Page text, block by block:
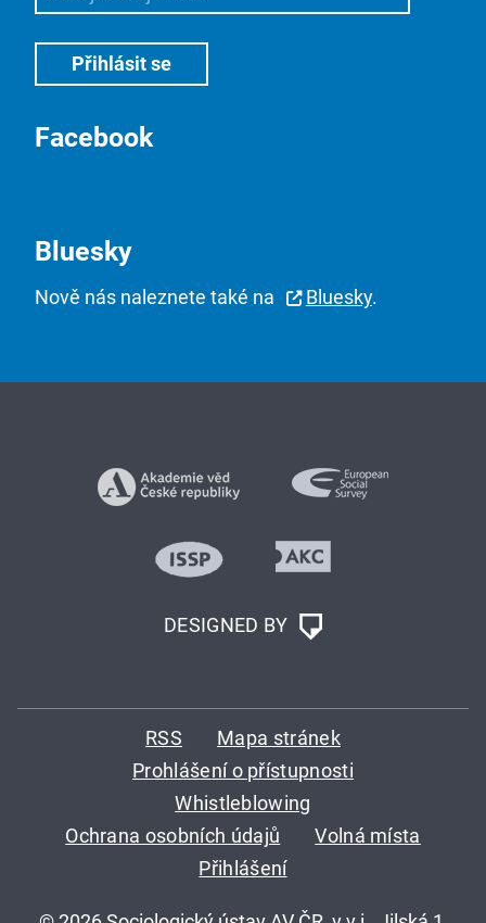
Facebook
Bluesky
Nově nás naleznete také na Bluesky.
DESIGNED BY
RSS
Mapa stránek
Prohlášení o přístupnosti
Whistleblowing
Ochrana osobních údajů
Volná místa
Přihlášení